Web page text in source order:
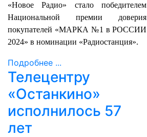
«Новое Радио» стало победителем
Национальной премии доверия
покупателей «МАРКА №1 в РОССИИ
2024» в номинации «Радиостанция».
Подробнее ...
Телецентру
«Останкино»
исполнилось 57
лет